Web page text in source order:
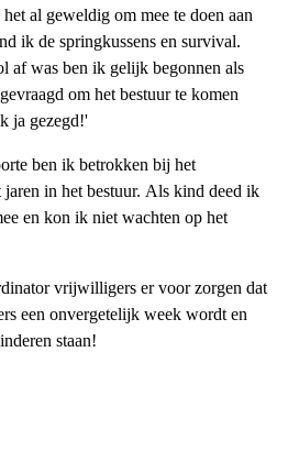
al geweldig om mee te doen aan
ik de springkussens en survival.
af was ben ik gelijk begonnen als
om het bestuur te komen
ja gezegd!'
ben ik betrokken bij het
in het bestuur. Als kind deed ik
en kon ik niet wachten op het
vrijwilligers er voor zorgen dat
een onvergetelijk week wordt en
staan!